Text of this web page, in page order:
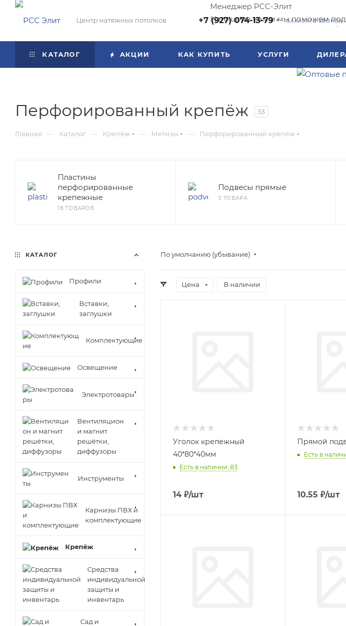
Менеджер РСС-Элит
Напишите нам и мы поможем
Центр натяжных потолков +7 (927) 074-13-79 ЗАКАЗАТЬ ЗВОНОК
КАТАЛОГ АКЦИИ КАК КУПИТЬ УСЛУГИ
Перфорированный крепёж 53
Главная — Каталог — Крепёж — Метизы — Перфорированный крепёж
Пластины
перфорированные
крепежные
18 ТОВАРОВ
Подвесы прямые
3 ТОВАРА
По умолчанию (убывание)
Цена В наличии
Уголок крепежный
40*80*40мм
Есть в наличии: 83
14 ₽/шт
Прямой
Есть в
10.55 ₽/шт
КАТАЛОГ
Профили
Вставки,
заглушки
Комплектующие
Освещение
Электротовары
Вентиляцион
и магнит
решётки,
диффузоры
Инструменты
Карнизы ПВХ и
комплектующие
Крепёж
Средства
индивидуальной
защиты и
инвентарь
Сад и